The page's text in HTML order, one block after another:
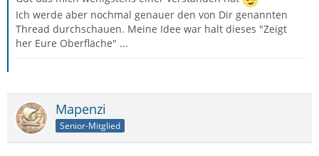
Ich werde aber nochmal genauer den von Dir genannten
Thread durchschauen. Meine Idee war halt dieses "Zeigt
her Eure Oberfläche" ...
Mapenzi
Senior-Mitglied